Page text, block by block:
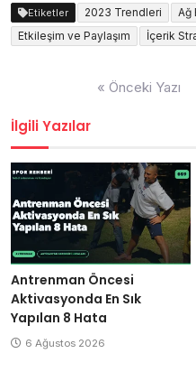
Etiketler 2023 Trendleri Ağ
Etkileşim ve Paylaşım
İçerik
« Önceki Yazı
İlgili Yazılar
Antrenman Öncesi
Aktivasyonda En Sık
Yapılan 8 Hata
6 Ağustos 2026